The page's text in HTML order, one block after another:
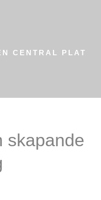
CENTRAL PLAT
skapande